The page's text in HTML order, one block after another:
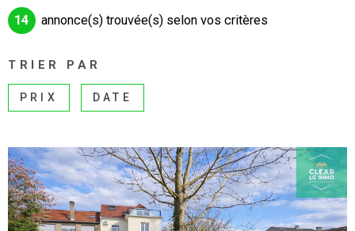
14 annonce(s) trouvée(s) selon vos critères
TRIER PAR
PRIX DATE
CHAMPS
Piscine
Parking
Terrasse